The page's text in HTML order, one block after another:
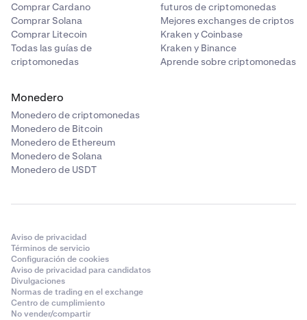
Comprar Cardano
Comprar Solana
Comprar Litecoin
Todas las guías de
criptomonedas
futuros de criptomonedas
Mejores exchanges de criptos
Kraken y Coinbase
Kraken y Binance
Aprende sobre criptomonedas
Monedero
Monedero de criptomonedas
Monedero de Bitcoin
Monedero de Ethereum
Monedero de Solana
Monedero de USDT
Aviso de privacidad
Términos de servicio
Configuración de cookies
Aviso de privacidad para candidatos
Divulgaciones
Normas de trading en el exchange
Centro de cumplimiento
No vender/compartir